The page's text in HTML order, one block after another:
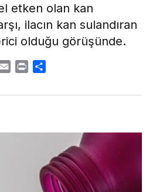
etken olan kan
ilacın kan sulandıran
olduğu görüşünde.
Email Print